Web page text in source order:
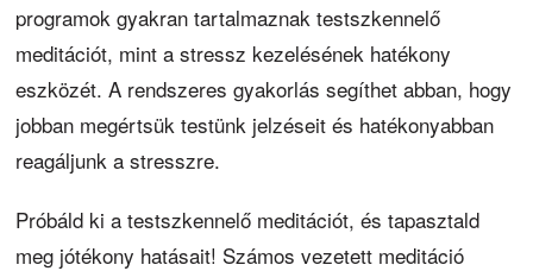
programok gyakran tartalmaznak testszkennelő
meditációt, mint a stressz kezelésének hatékony
eszközét. A rendszeres gyakorlás segíthet abban, hogy
jobban megértsük testünk jelzéseit és hatékonyabban
reagáljunk a stresszre.
Próbáld ki a testszkennelő meditációt, és tapasztald
meg jótékony hatásait! Számos vezetett meditáció